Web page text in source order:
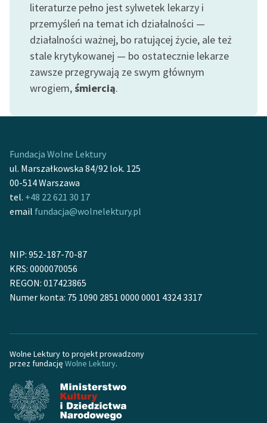
E-kolekcja lektur
szkolnych i literatury do
słuchania dla uczennic i
uczniów z
niepełnosprawnościami
Feministyczne inspiracje.
Popularyzacja
Ręce pełne poezji
Kolekcje edukacyjne
twórców przechodzących
do domeny publicznej,
Odkurzamy bohaterów
Szkoła Poezji Wolnych
O nas
Kontakt
O projekcie
Zespół
literaturze pełno jest sylwetek lekarzy i
przemyśleń na temat ich działalności —
działalności ważnej, bo ratującej życie, ale też
stale krytykowanej — bo ostatecznie lekarze
zawsze przegrywają ze swym głównym
wrogiem,śmiercią.
Fundacja Wolne Lektury
ul. Marszałkowska 84/92 lok. 125
00-514 Warszawa
tel. +48 22 621 30 17
email fundacja@wolnelektury.pl
NIP: 952-187-70-87
KRS: 0000070056
REGON: 017423865
Numer konta: 75 1090 2851 0000 0001 4324 3317
Wolne Lektury to projekt prowadzony
przez fundację Wolne Lektury.